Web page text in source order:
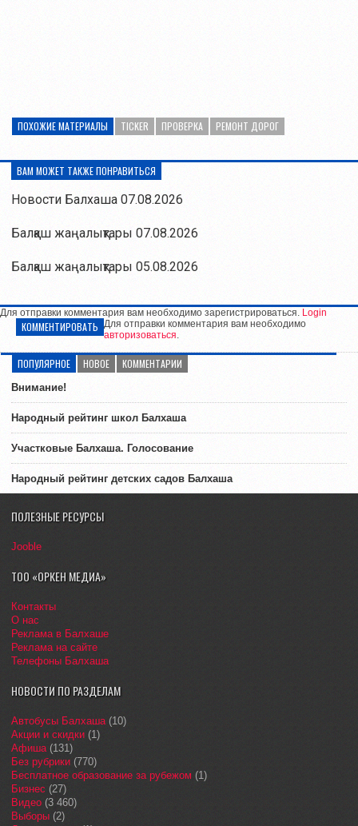
ПОХОЖИЕ МАТЕРИАЛЫ TICKER ПРОВЕРКА РЕМОНТ ДОРОГ
ВАМ МОЖЕТ ТАКЖЕ ПОНРАВИТЬСЯ
Новости Балхаша 07.08.2026
Балқаш жаңалықтары 07.08.2026
Балқаш жаңалықтары 05.08.2026
Для отправки комментария вам необходимо зарегистрироваться. Login
КОММЕНТИРОВАТЬ Для отправки комментария вам необходимо
авторизоваться.
ПОПУЛЯРНОЕ НОВОЕ КОММЕНТАРИИ
Внимание!
Народный рейтинг школ Балхаша
Участковые Балхаша. Голосование
Народный рейтинг детских садов Балхаша
ПОЛЕЗНЫЕ РЕСУРСЫ
Jooble
ТОО «ОРКЕН МЕДИА»
Контакты
О нас
Реклама в Балхаше
Реклама на сайте
Телефоны Балхаша
НОВОСТИ ПО РАЗДЕЛАМ
Автобусы Балхаша(10)
Акции и скидки (1)
Афиша(131)
Без рубрики (770)
Бесплатное образование за рубежом (1)
Бизнес (27)
Видео (3 460)
Выборы (2)